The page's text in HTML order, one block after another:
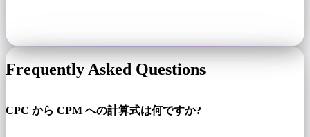
Frequently Asked Questions
CPC から CPM への計算式は何ですか?